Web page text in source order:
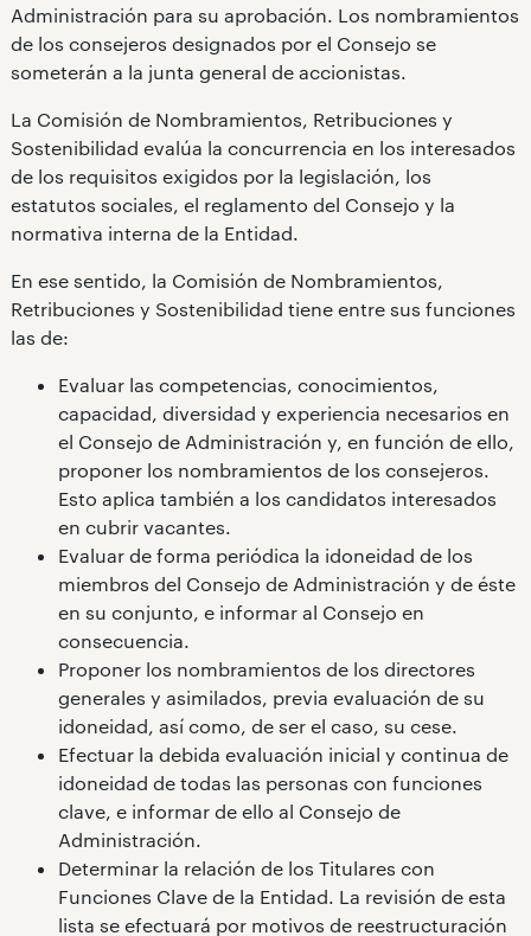
Administración para su aprobación. Los nombramientos
de los consejeros designados por el Consejo se
someterán a la junta general de accionistas.
La Comisión de Nombramientos, Retribuciones y
Sostenibilidad evalúa la concurrencia en los interesados
de los requisitos exigidos por la legislación, los
estatutos sociales, el reglamento del Consejo y la
normativa interna de la Entidad.
En ese sentido, la Comisión de Nombramientos,
Retribuciones y Sostenibilidad tiene entre sus funciones
las de:
Evaluar las competencias, conocimientos,
capacidad, diversidad y experiencia necesarios en
el Consejo de Administración y, en función de ello,
proponer los nombramientos de los consejeros.
Esto aplica también a los candidatos interesados
en cubrir vacantes.
Evaluar de forma periódica la idoneidad de los
miembros del Consejo de Administración y de éste
en su conjunto, e informar al Consejo en
consecuencia.
Proponer los nombramientos de los directores
generales y asimilados, previa evaluación de su
idoneidad, así como, de ser el caso, su cese.
Efectuar la debida evaluación inicial y continua de
idoneidad de todas las personas con funciones
clave, e informar de ello al Consejo de
Administración.
Determinar la relación de los Titulares con
Funciones Clave de la Entidad. La revisión de esta
lista se efectuará por motivos de reestructuración